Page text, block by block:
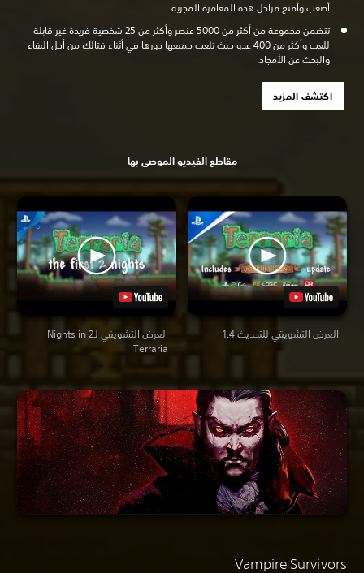
أصعب وأمتع مراحل هذه المغامرة المجزية.
تتضمن مجموعة من أكثر من 5000 عنصر وأكثر من 25 شخصية فريدة غير قابلة
للعب وأكثر من 400 عدو حيث تلعب جميعها دورها في أثناء قتالك من أجل البقاء
والبحث عن الأمجاد.
اكتشف المزيد
مقاطع الفيديو الموصى بها
العرض التشويقي لـ2 Nights in
Terraria
العرض التشويقي للتحديث 1.4
Vampire Survivors